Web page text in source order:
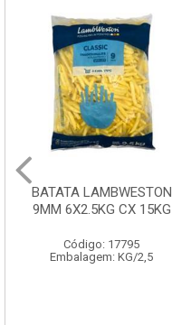
BATATA LAMBWESTON
9MM 6X2.5KG CX 15KG
Código: 17795
Embalagem: KG/2,5